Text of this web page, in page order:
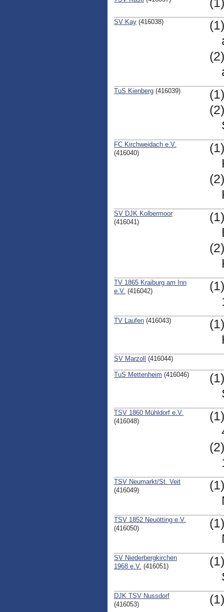
SV Kay(416038)
TuS Kienberg(416039)
FC Kirchweidach e.V.
(416040)
SV DJK Kolbermoor
(416041)
TV 1865 Kraiburg am Inn
e.V. (416042)
TV Laufen(416043)
SV Marzoll (416044)
TuS Mettenheim (416046)
TSV 1860 Mühldorf e.V.
(416048)
TSV Neumarkt/St. Veit
(416049)
TSV 1852 Neuötting e.V.
(416050)
SV Niederbergkirchen
1968 e.V. (416051)
DJK TSV Nussdorf
(416053)